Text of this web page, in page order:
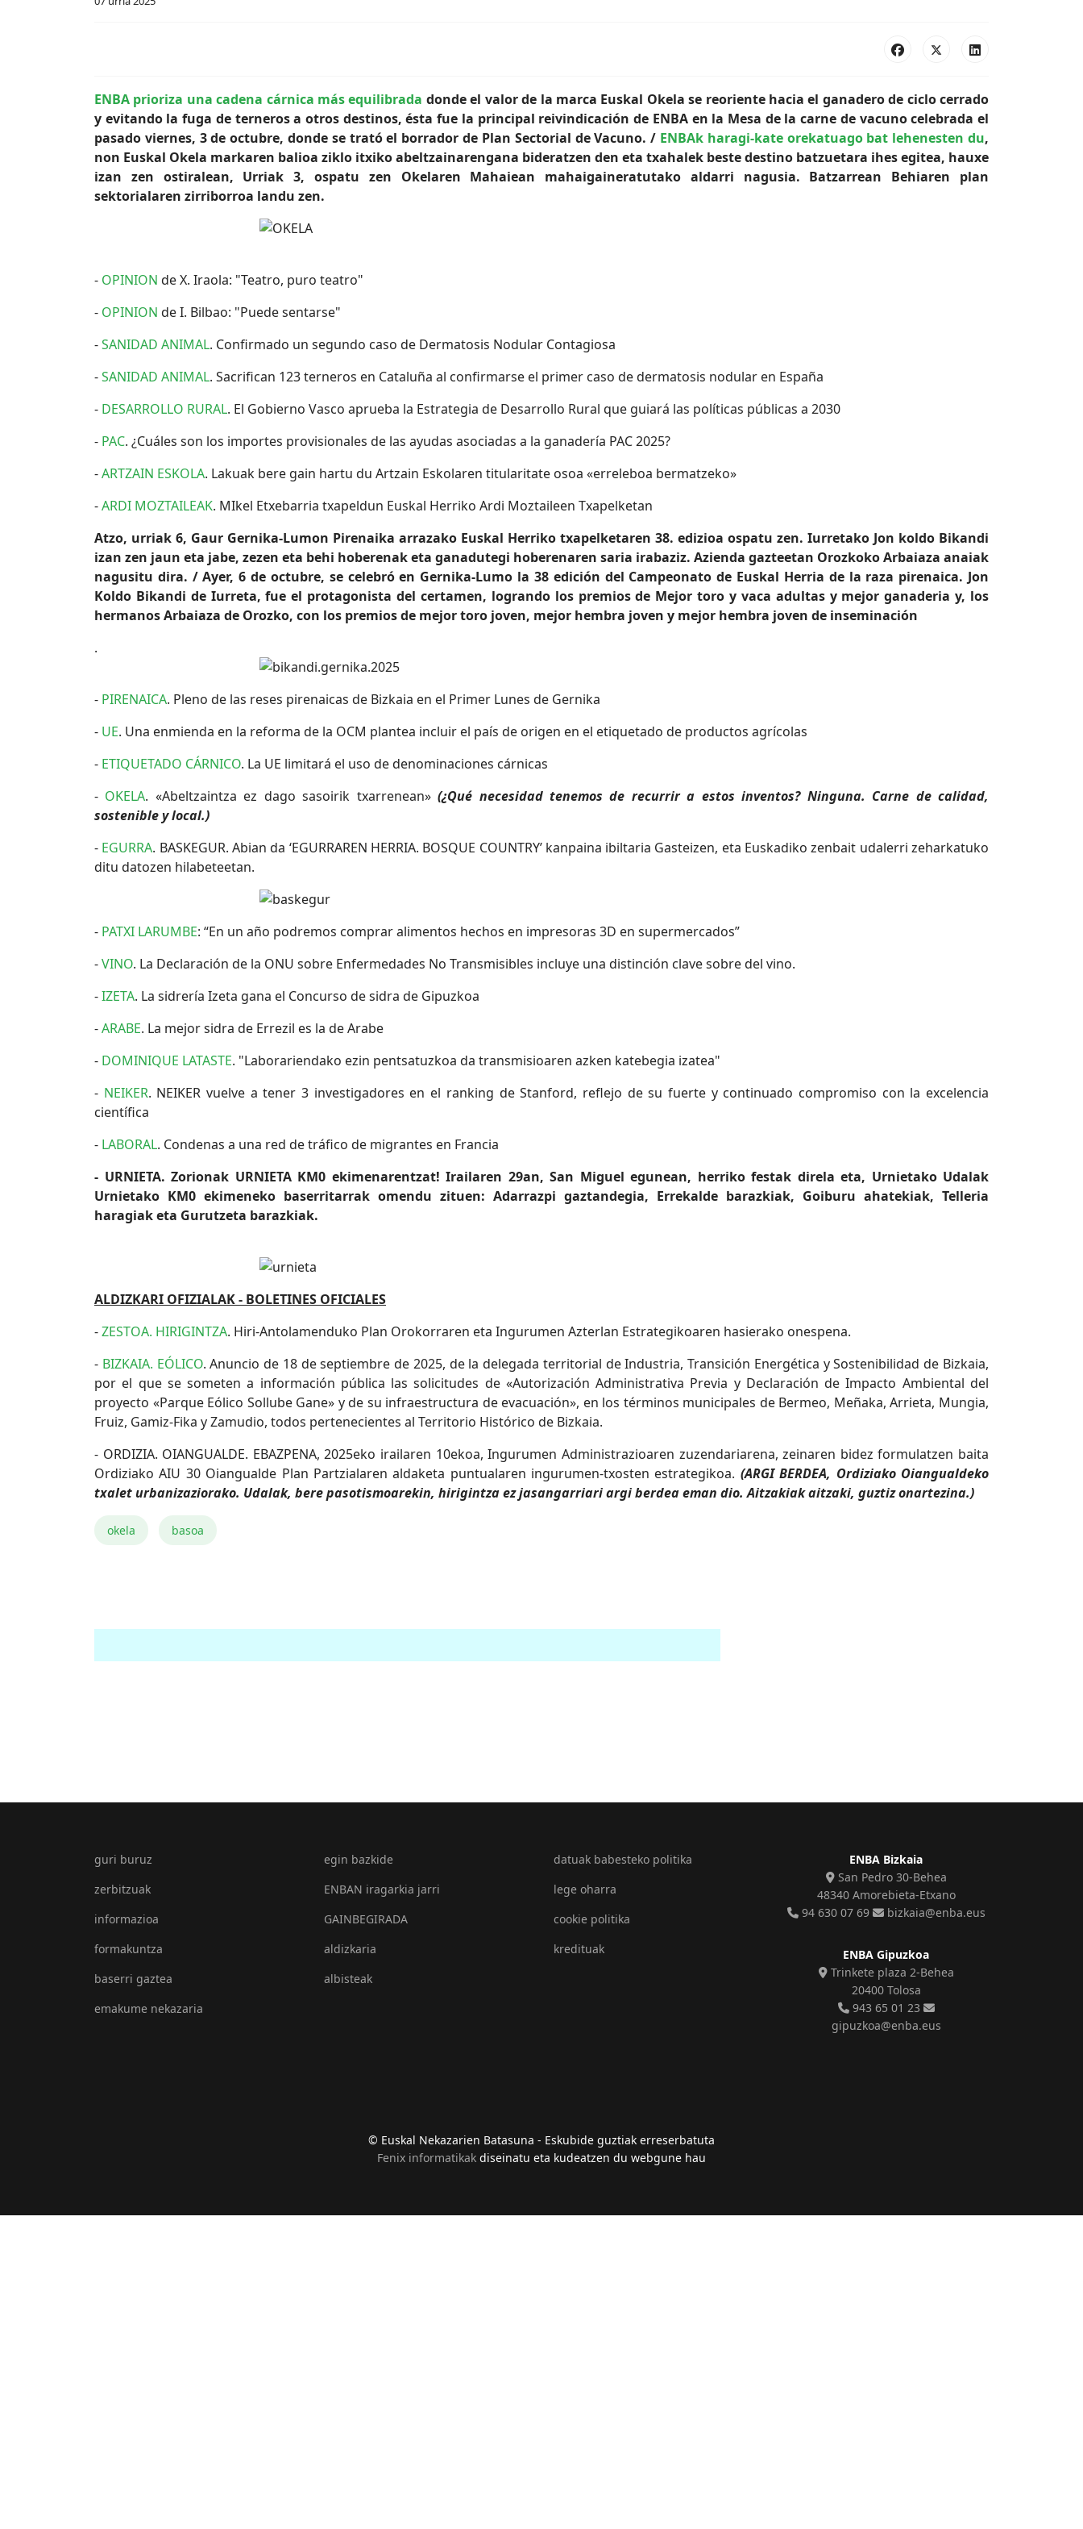
ENBA prioriza una cadena cárnica más equilibrada donde el valor de la marca Euskal Okela se reoriente hacia el ganadero de ciclo cerrado
y evitando la fuga de terneros a otros destinos, ésta fue la principal reivindicación de ENBA en la Mesa de la carne de vacuno celebrada el
pasado viernes, 3 de octubre, donde se trató el borrador de Plan Sectorial de Vacuno. / ENBAk haragi-kate orekatuago bat lehenesten du,
non Euskal Okela markaren balioa ziklo itxiko abeltzainarengana bideratzen den eta txahalek beste destino batzuetara ihes egitea, hauxe
izan zen ostiralean, Urriak 3, ospatu zen Okelaren Mahaiean mahaigaineratutako aldarri nagusia. Batzarrean Behiaren plan
sektorialaren zirriborroa landu zen.
- OPINION de X. Iraola: "Teatro, puro teatro"
- OPINION de I. Bilbao: "Puede sentarse"
-SANIDAD ANIMAL. Confirmado un segundo caso de Dermatosis Nodular Contagiosa
-SANIDAD ANIMAL. Sacrifican 123 terneros en Cataluña al confirmarse el primer caso de dermatosis nodular en España
- DESARROLLO RURAL. El Gobierno Vasco aprueba la Estrategia de Desarrollo Rural que guiará las políticas públicas a 2030
- PAC. ¿Cuáles son los importes provisionales de las ayudas asociadas a la ganadería PAC 2025?
-ARTZAIN ESKOLA. Lakuak bere gain hartu du Artzain Eskolaren titularitate osoa «erreleboa bermatzeko»
-ARDI MOZTAILEAK. MIkel Etxebarria txapeldun Euskal Herriko Ardi Moztaileen Txapelketan
Atzo, urriak 6, Gaur Gernika-Lumon Pirenaika arrazako Euskal Herriko txapelketaren 38. edizioa ospatu zen. Iurretako Jon koldo Bikandi
izan zen jaun eta jabe, zezen eta behi hoberenak eta ganadutegi hoberenaren saria irabaziz. Azienda gazteetan Orozkoko Arbaiaza anaiak
nagusitu dira. / Ayer, 6 de octubre, se celebró en Gernika-Lumo la 38 edición del Campeonato de Euskal Herria de la raza pirenaica. Jon
Koldo Bikandi de Iurreta, fue el protagonista del certamen, logrando los premios de Mejor toro y vaca adultas y mejor ganaderia y, los
hermanos Arbaiaza de Orozko, con los premios de mejor toro joven, mejor hembra joven y mejor hembra joven de inseminación
.
- PIRENAICA. Pleno de las reses pirenaicas de Bizkaia en el Primer Lunes de Gernika
- UE. Una enmienda en la reforma de la OCM plantea incluir el país de origen en el etiquetado de productos agrícolas
- ETIQUETADO CÁRNICO. La UE limitará el uso de denominaciones cárnicas
- OKELA. «Abeltzaintza ez dago sasoirik txarrenean»(¿Qué necesidad tenemos de recurrir a estos inventos? Ninguna. Carne de calidad,
sostenible y local.)
- EGURRA. BASKEGUR. Abian da ‘EGURRAREN HERRIA. BOSQUE COUNTRY’ kanpaina ibiltaria Gasteizen, eta Euskadiko zenbait udalerri zeharkatuko
ditu datozen hilabeteetan.
- PATXI LARUMBE: “En un año podremos comprar alimentos hechos en impresoras 3D en supermercados”
-VINO. La Declaración de la ONU sobre Enfermedades No Transmisibles incluye una distinción clave sobre del vino.
-IZETA. La sidrería Izeta gana el Concurso de sidra de Gipuzkoa
-ARABE. La mejor sidra de Errezil es la de Arabe
- DOMINIQUE LATASTE. "Laborariendako ezin pentsatuzkoa da transmisioaren azken katebegia izatea"
- NEIKER. NEIKER vuelve a tener 3 investigadores en el ranking de Stanford, reflejo de su fuerte y continuado compromiso con la excelencia
científica
- LABORAL. Condenas a una red de tráfico de migrantes en Francia
- URNIETA. Zorionak URNIETA KM0 ekimenarentzat! Irailaren 29an, San Miguel egunean, herriko festak direla eta, Urnietako Udalak
Urnietako KM0 ekimeneko baserritarrak omendu zituen: Adarrazpi gaztandegia, Errekalde barazkiak, Goiburu ahatekiak, Telleria
haragiak eta Gurutzeta barazkiak.
ALDIZKARI OFIZIALAK - BOLETINES OFICIALES
-ZESTOA. HIRIGINTZA. Hiri-Antolamenduko Plan Orokorraren eta Ingurumen Azterlan Estrategikoaren hasierako onespena.
- BIZKAIA. EÓLICO. Anuncio de 18 de septiembre de 2025, de la delegada territorial de Industria, Transición Energética y Sostenibilidad de Bizkaia,
por el que se someten a información pública las solicitudes de «Autorización Administrativa Previa y Declaración de Impacto Ambiental del
proyecto «Parque Eólico Sollube Gane» y de su infraestructura de evacuación», en los términos municipales de Bermeo, Meñaka, Arrieta, Mungia,
Fruiz, Gamiz-Fika y Zamudio, todos pertenecientes al Territorio Histórico de Bizkaia.
- ORDIZIA. OIANGUALDE. EBAZPENA, 2025eko irailaren 10ekoa, Ingurumen Administrazioaren zuzendariarena, zeinaren bidez formulatzen baita
Ordiziako AIU 30 Oiangualde Plan Partzialaren aldaketa puntualaren ingurumen-txosten estrategikoa. (ARGI BERDEA, Ordiziako Oiangualdeko
txalet urbanizaziorako. Udalak, bere pasotismoarekin, hirigintza ez jasangarriari argi berdea eman dio. Aitzakiak aitzaki, guztiz onartezina.)
okela basoa
guri buruz
zerbitzuak
informazioa
formakuntza
baserri gaztea
emakume nekazaria
egin bazkide
ENBAN iragarkia jarri
GAINBEGIRADA
aldizkaria
albisteak
datuak babesteko politika
lege oharra
cookie politika
kredituak
ENBA Bizkaia
San Pedro 30-Behea
48340 Amorebieta-Etxano
94 630 07 69
bizkaia@enba.eus
ENBA Gipuzkoa
Trinkete plaza 2-Behea
20400 Tolosa
943 65 01 23
gipuzkoa@enba.eus
© Euskal Nekazarien Batasuna - Eskubide guztiak erreserbatuta
Fenix informatikak diseinatu eta kudeatzen du webgune hau